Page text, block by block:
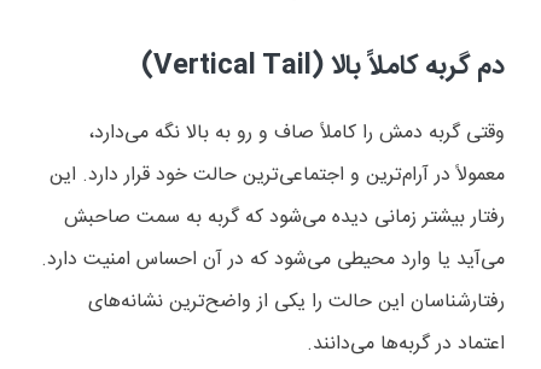
دم گربه کاملاً بالا (Vertical Tail
)
وقتی گربه دمش را کاملاً صاف و رو به بالا نگه می‌دارد،
معمولاً در آرام‌ترین و اجتماعی‌ترین حالت خود قرار دارد. این
رفتار بیشتر زمانی دیده می‌شود که گربه به سمت صاحبش
می‌آید یا وارد محیطی می‌شود که در آن احساس امنیت دارد.
رفتارشناسان این حالت را یکی از واضح‌ترین نشانه‌های
اعتماد در گربه‌ها می‌دانند.